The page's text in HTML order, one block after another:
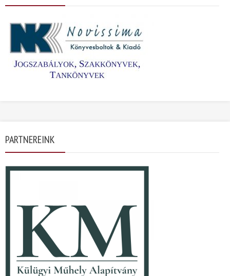
PARTNEREINK